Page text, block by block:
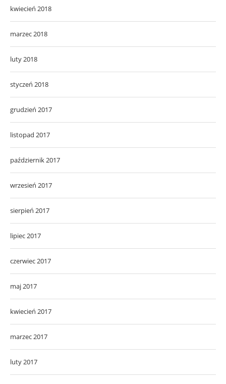
kwiecień 2018
marzec 2018
luty 2018
styczeń 2018
grudzień 2017
listopad 2017
październik 2017
wrzesień 2017
sierpień 2017
lipiec 2017
czerwiec 2017
maj 2017
kwiecień 2017
marzec 2017
luty 2017